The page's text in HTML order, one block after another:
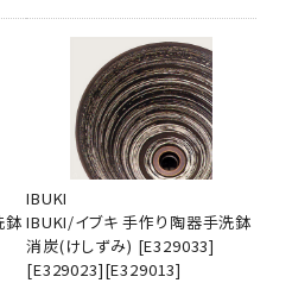
鉢
IBUKI
IBUKI/イブキ 手作り陶器手洗鉢
消炭(けしずみ) [E329033]
[E329023][E329013]